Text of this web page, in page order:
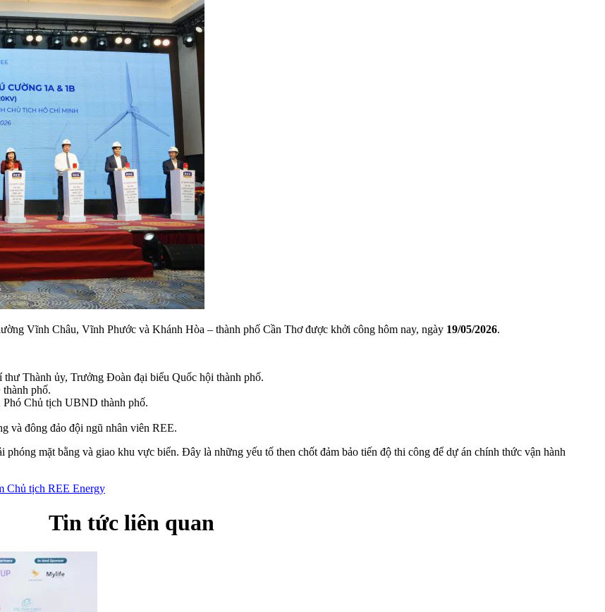
Vĩnh Châu, Vĩnh Phước và Khánh Hòa – thành phố Cần Thơ được khởi công hôm nay, ngày 19/05/2026.
Thành ủy, Trưởng Đoàn đại biểu Quốc hội thành phố.
phố.
Chủ tịch UBND thành phố.
và đông đảo đội ngũ nhân viên REE.
mặt bằng và giao khu vực biển. Đây là những yếu tố then chốt đảm bảo tiến độ thi công để dự án chính thức vận hành
Chủ tịch REE Energy
Tin tức liên quan